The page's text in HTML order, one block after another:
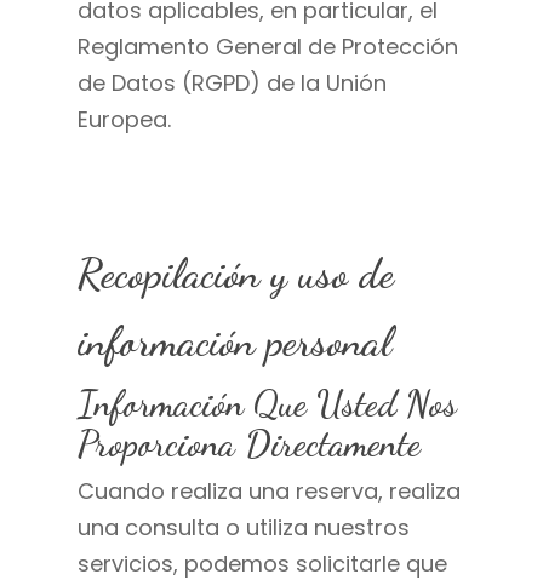
datos aplicables, en particular, el
Reglamento General de Protección
de Datos (RGPD) de la Unión
Europea.
Recopilación y uso de
información personal
Información Que Usted Nos
Proporciona Directamente
Cuando realiza una reserva, realiza
una consulta o utiliza nuestros
servicios, podemos solicitarle que